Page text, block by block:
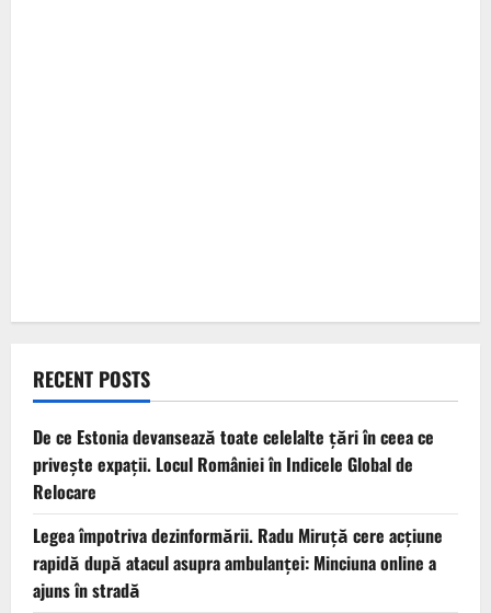
RECENT POSTS
De ce Estonia devansează toate celelalte țări în ceea ce
privește expații. Locul României în Indicele Global de
Relocare
Legea împotriva dezinformării. Radu Miruță cere acțiune
rapidă după atacul asupra ambulanței: Minciuna online a
ajuns în stradă